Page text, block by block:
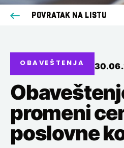
POVRATAK NA LISTU
OBAVEŠTENJA
promeni
poslovne